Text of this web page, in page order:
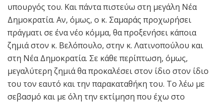
υπουργός του. Και πάντα πιστεύω στη μεγάλη Νέα
Δημοκρατία. Αν, όμως, ο κ. Σαμαράς προχωρήσει
πράγματι σε ένα νέο κόμμα, θα προξενήσει κάποια
ζημιά στον κ. Βελόπουλο, στην κ. Λατινοπούλου και
στη Νέα Δημοκρατία. Σε κάθε περίπτωση, όμως,
μεγαλύτερη ζημιά θα προκαλέσει στον ίδιο στον ίδιο
του τον εαυτό και την παρακαταθήκη του. Το λέω με
σεβασμό και με όλη την εκτίμηση που έχω στο